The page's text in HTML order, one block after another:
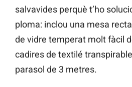
salvavides perquè t’ho
ploma: inclou una mesa
de vidre temperat molt fàcil
cadires de textilé
parasol de 3 metres.